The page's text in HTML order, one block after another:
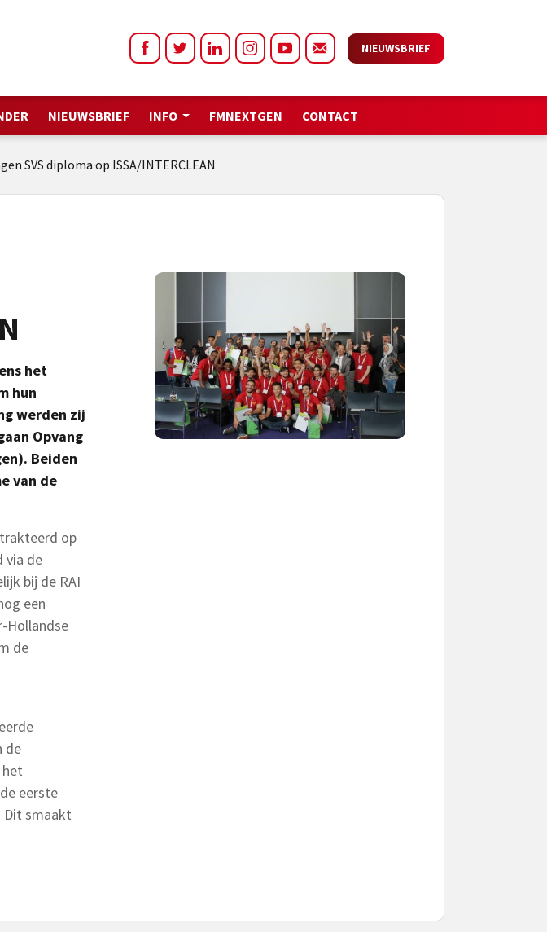
NIEUWSBRIEF
NIEUWSBRIEF INFO FMNEXTGEN CONTACT
SVS diploma op ISSA/INTERCLEAN
het
hun
werden zij
Opvang
Beiden
van de
op
via de
bij de RAI
een
Hollandse
de
de
eerste
Dit smaakt